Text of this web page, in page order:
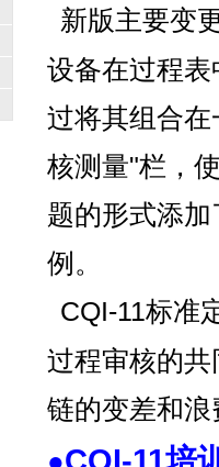
新版主要变
设备在过程
过将其组合
核测量"栏，
题的形式添
例。
CQI-11标准
过程审核的
链的变差和浪